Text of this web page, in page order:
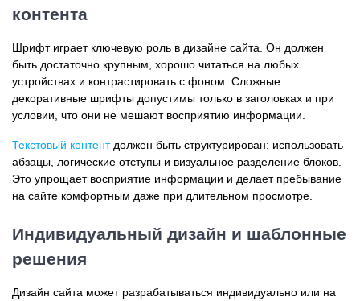
контента
Шрифт играет ключевую роль в дизайне сайта. Он должен
быть достаточно крупным, хорошо читаться на любых
устройствах и контрастировать с фоном. Сложные
декоративные шрифты допустимы только в заголовках и при
условии, что они не мешают восприятию информации.
Текстовый контентдолжен быть структурирован: использовать
абзацы, логические отступы и визуальное разделение блоков.
Это упрощает восприятие информации и делает пребывание
на сайте комфортным даже при длительном просмотре.
Индивидуальный дизайн и шаблонные
решения
Дизайн сайта может разрабатываться индивидуально или на